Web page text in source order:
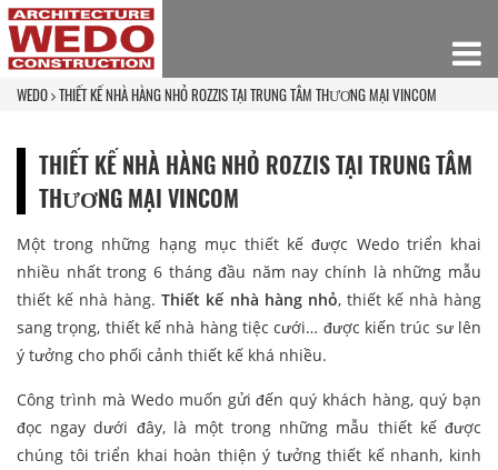
WEDO THIẾT KẾ NHÀ HÀNG NHỎ ROZZIS TẠI TRUNG TÂM THƯƠNG MẠI VINCOM
THIẾT KẾ NHÀ HÀNG NHỎ ROZZIS TẠI TRUNG TÂM
THƯƠNG MẠI VINCOM
Một trong những hạng mục thiết kế được Wedo triển khai
nhiều nhất trong 6 tháng đầu năm nay chính là những mẫu
thiết kế nhà hàng.Thiết kế nhà hàng nhỏ, thiết kế nhà hàng
sang trọng, thiết kế nhà hàng tiệc cưới… được kiến trúc sư lên
ý tưởng cho phối cảnh thiết kế khá nhiều.
Công trình mà Wedo muốn gửi đến quý khách hàng, quý bạn
đọc ngay dưới đây, là một trong những mẫu thiết kế được
chúng tôi triển khai hoàn thiện ý tưởng thiết kế nhanh, kinh